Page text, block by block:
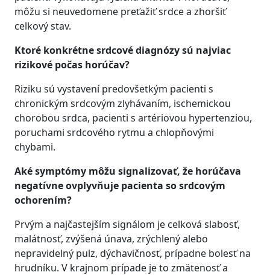
môžu si neuvedomene preťažiť srdce a zhoršiť
celkový stav.
Ktoré konkrétne srdcové diagnózy sú najviac
rizikové počas horúčav?
Riziku sú vystavení predovšetkým pacienti s
chronickým srdcovým zlyhávaním, ischemickou
chorobou srdca, pacienti s artériovou hypertenziou,
poruchami srdcového rytmu a chlopňovými
chybami.
Aké symptómy môžu signalizovať, že horúčava
negatívne ovplyvňuje pacienta so srdcovým
ochorením?
Prvým a najčastejším signálom je celková slabosť,
malátnosť, zvýšená únava, zrýchlený alebo
nepravidelný pulz, dýchavičnosť, prípadne bolesť na
hrudníku. V krajnom prípade je to zmätenosť a